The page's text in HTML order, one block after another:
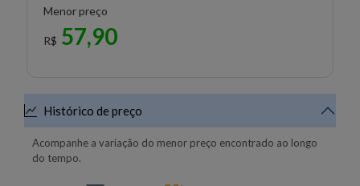
Menor preço
R$ 57,90
Histórico de preço
Acompanhe a variação do menor preço encontrado ao longo
do tempo.